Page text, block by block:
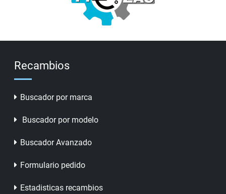
Recambios
Buscador por marca
Buscador por modelo
Buscador Avanzado
Formulario pedido
Estadisticas recambios